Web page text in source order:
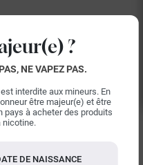
?
NE VAPEZ PAS.
interdite aux mineurs. En
être majeur(e) et être
pays à acheter des produits
nicotine.
DE NAISSANCE